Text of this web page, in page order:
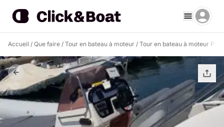
Accueil / Que faire / Tour en bateau à moteur / Tour en bateau à moteur